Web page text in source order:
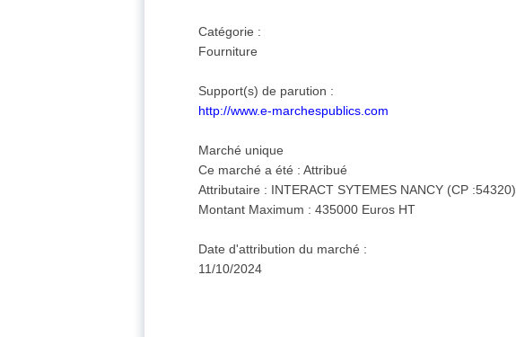
Catégorie :
Fourniture
Support(s) de parution :
http://www.e-marchespublics.com
Marché unique
Ce marché a été : Attribué
Attributaire : INTERACT SYTEMES NANCY (CP :54320)
Montant Maximum : 435000 Euros HT
Date d'attribution du marché :
11/10/2024